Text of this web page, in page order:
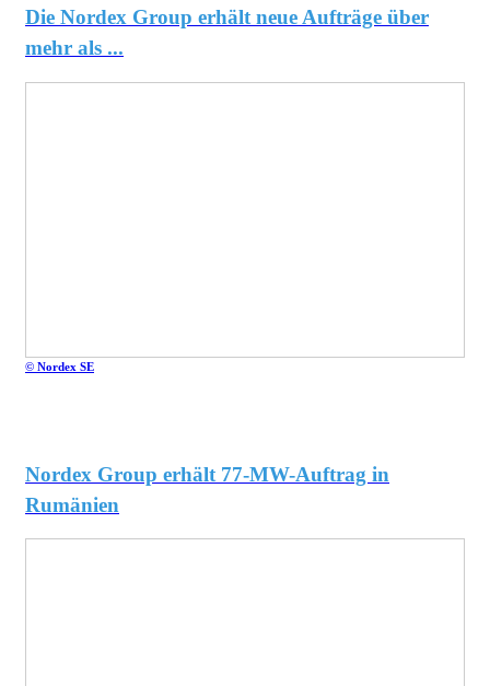
Die Nordex Group erhält neue Aufträge über
mehr als ...
© Nordex SE
Nordex Group erhält 77-MW-Auftrag in
Rumänien